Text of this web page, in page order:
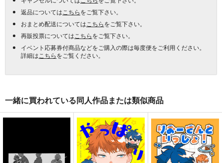
返品については こちらをご覧下さい。
おまとめ配送については こちらをご覧下さい。
再販投票については こちらをご覧下さい。
イベント応募券付商品などをご購入の際は毎度便をご利用ください。
詳細は こちらをご覧ください。
一緒に買われている同人作品または類似商品